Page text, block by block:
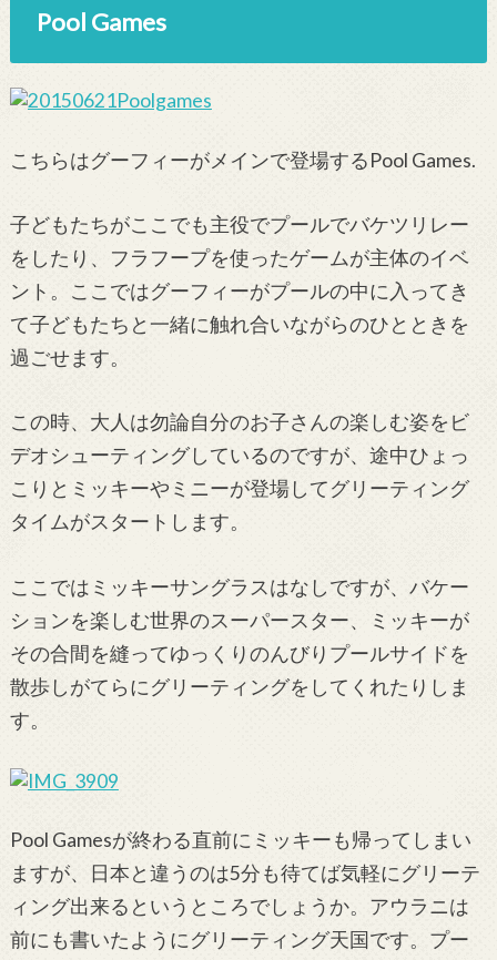
Pool Games
こちらはグーフィーがメインで登場するPool Games.
子どもたちがここでも主役でプールでバケツリレー
をしたり、フラフープを使ったゲームが主体のイベ
ント。ここではグーフィーがプールの中に入ってき
て子どもたちと一緒に触れ合いながらのひとときを
過ごせます。
この時、大人は勿論自分のお子さんの楽しむ姿をビ
デオシューティングしているのですが、途中ひょっ
こりとミッキーやミニーが登場してグリーティング
タイムがスタートします。
ここではミッキーサングラスはなしですが、バケー
ションを楽しむ世界のスーパースター、ミッキーが
その合間を縫ってゆっくりのんびりプールサイドを
散歩しがてらにグリーティングをしてくれたりしま
す。
Pool Gamesが終わる直前にミッキーも帰ってしまい
ますが、日本と違うのは5分も待てば気軽にグリーテ
ィング出来るというところでしょうか。アウラニは
前にも書いたようにグリーティング天国です。プー